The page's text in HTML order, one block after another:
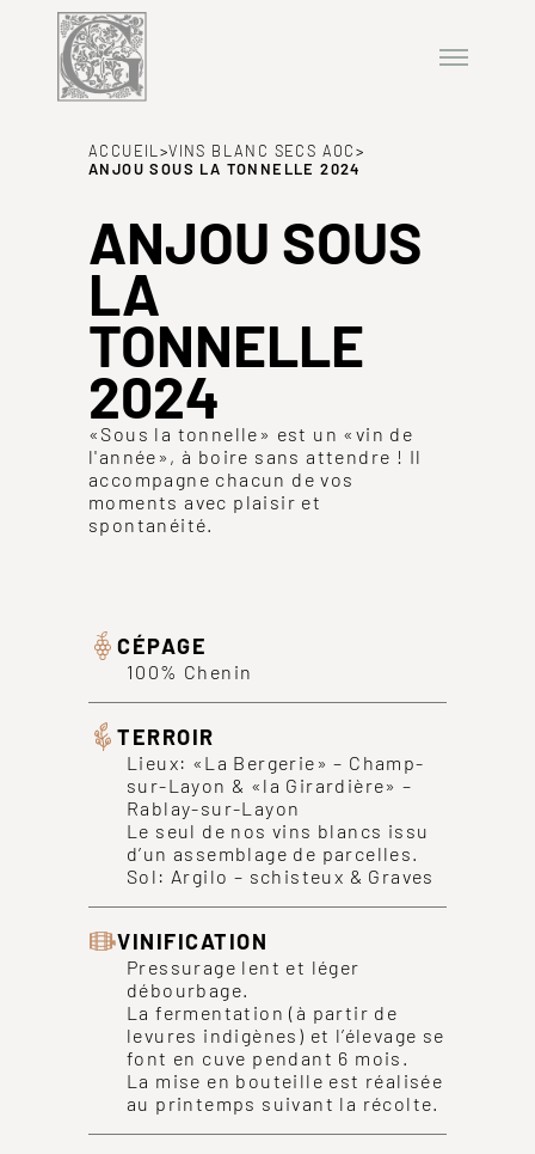
ACCUEIL >VINS BLANC SECS AOC>
ANJOU SOUS LA TONNELLE 2024
ANJOU SOUS
LA
TONNELLE
2024
«Sous la tonnelle» est un «vin de
l'année», à boire sans attendre ! Il
accompagne chacun de vos
moments avec plaisir et
spontanéité.
CÉPAGE
100% Chenin
TERROIR
Lieux: «La Bergerie» – Champ-
sur-Layon & «la Girardière» –
Rablay-sur-Layon
Le seul de nos vins blancs issu
d’un assemblage de parcelles.
Sol: Argilo – schisteux & Graves
VINIFICATION
Pressurage lent et léger
débourbage.
La fermentation (à partir de
levures indigènes) et l’élevage se
font en cuve pendant 6 mois.
La mise en bouteille est réalisée
au printemps suivant la récolte.